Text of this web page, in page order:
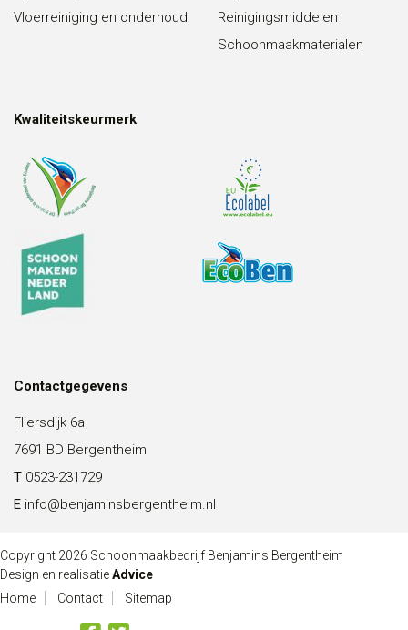
Vloerreiniging en onderhoud
Reinigingsmiddelen
Schoonmaakmaterialen
Kwaliteitskeurmerk
Contactgegevens
Fliersdijk 6a
7691 BD Bergentheim
T 0523-231729
E info@benjaminsbergentheim.nl
Copyright 2026 Schoonmaakbedrijf Benjamins Bergentheim
Design en realisatieAdvice
Home
Contact Sitemap